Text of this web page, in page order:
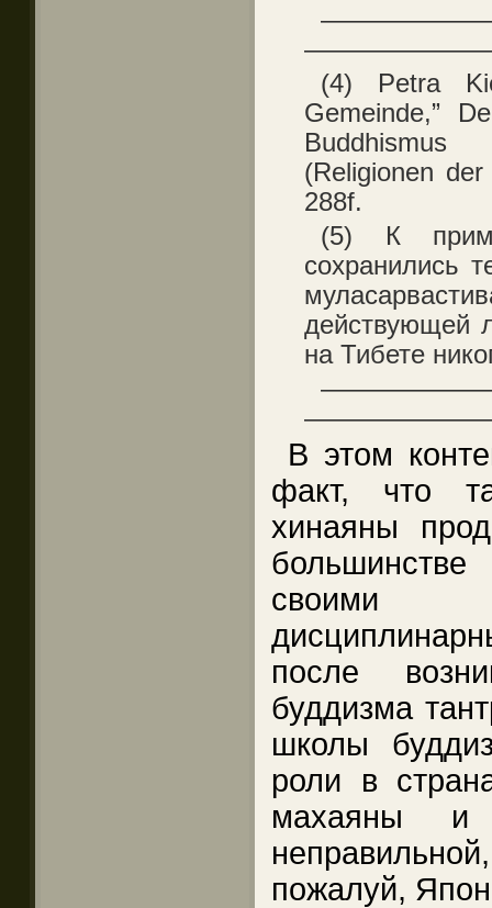
(4) Petra
Gemeinde,”
(Religionen
288f.
(5) К
сохранились
действующей
на Тибете
В этом
факт, что
хинаяны
своими
после
буддизма
школы
роли в
махаяны и
пожалуй,